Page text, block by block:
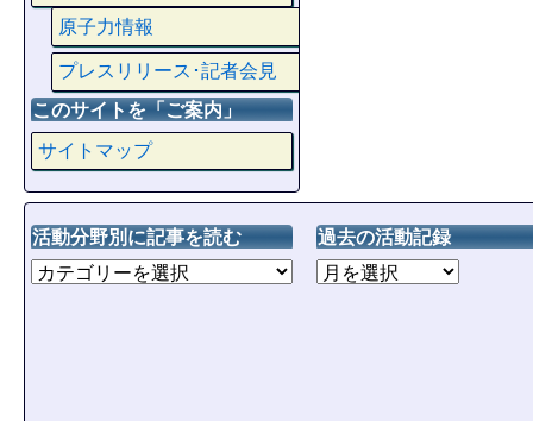
原子力情報
プレスリリース･記者会見
このサイトを「ご案内」
サイトマップ
活動分野別に記事を読む 過去の活動記録